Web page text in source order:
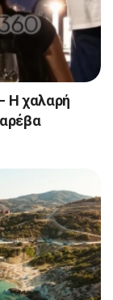
Η χαλαρή